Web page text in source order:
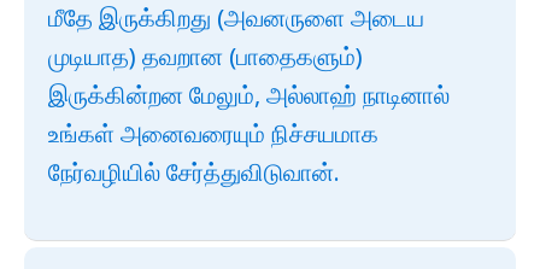
மீதே இருக்கிறது (அவனருளை அடைய
முடியாத) தவறான (பாதைகளும்)
இருக்கின்றன மேலும், அல்லாஹ் நாடினால்
உங்கள் அனைவரையும் நிச்சயமாக
நேர்வழியில் சேர்த்துவிடுவான்.